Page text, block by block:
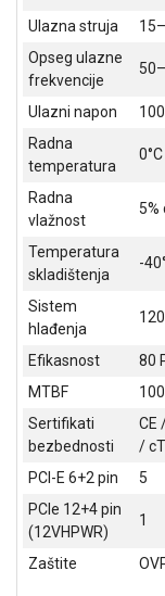
ALAT I
OUTLET
IGRAČKE
Ulazna struja
Opseg ulazne
frekvencije
Ulazni napon
Radna
temperatura
Radna
vlažnost
5%
Temperatura
skladištenja
-
Sistem
hlađenja
Efikasnost
80
MTBF
Sertifikati
bezbednosti
CE
/
PCI-E 6+2 pin
5
PCIe 12+4 pin
(12VHPWR)
1
Zaštite